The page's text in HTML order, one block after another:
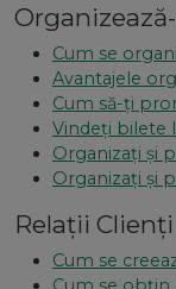
Cum se
Avantajele
Cum să-ți
Vindeți bilete
Organizați și
Organizați și
Relații Clienți
Cum se